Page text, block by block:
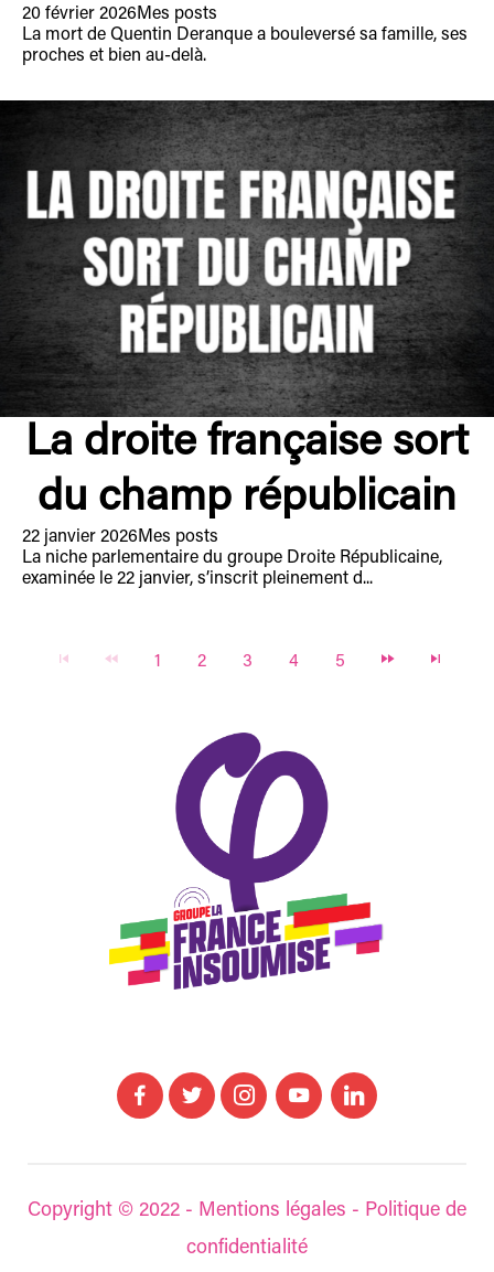
20 février 2026 Mes posts
La mort de Quentin Deranque a bouleversé sa famille, ses
proches et bien au-delà.
La droite française sort
du champ républicain
22 janvier 2026 Mes posts
La niche parlementaire du groupe Droite Républicaine,
examinée le 22 janvier, s’inscrit pleinement d...
1 2 3 4 5
Copyright © 2022 - Mentions légales - Politique de
confidentialité